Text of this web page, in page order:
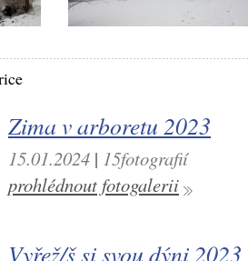
Zima v arboretu 2023
15.01.2024 | 15fotografií
prohlédnout fotogalerii
Vyřež/š si svou dýni 2023